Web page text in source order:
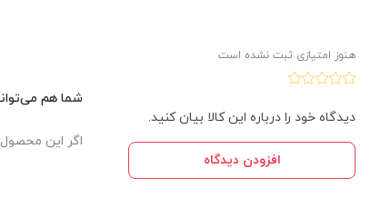
هنوز امتیازی ثبت نشده است
دیدگاه خود را درباره این کالا بیان کنید.
افزودن دیدگاه
شما هم
اگر این محصول